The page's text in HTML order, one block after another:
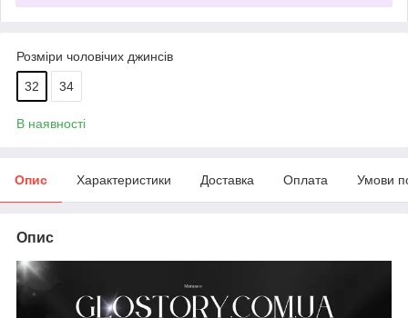
Розміри чоловічих джинсів
32 34
В наявності
Опис Характеристики Доставка Оплата Умови
Опис